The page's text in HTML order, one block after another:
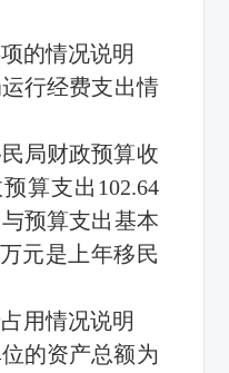
的情况说明
运行经费支出情
局财政预算收
算支出102.64
预算支出基本
元是上年移民
用情况说明
的资产总额为